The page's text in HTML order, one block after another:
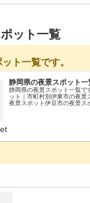
ット一覧
ト一覧です。
静岡県の夜景スポット一
静岡県の夜景スポット一覧で
ット｜市町村別伊東市の夜景
夜景スポット伊豆市の夜景ス